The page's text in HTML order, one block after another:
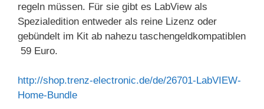
regeln müssen. Für sie gibt es LabView als
Spezialedition entweder als reine Lizenz oder
gebündelt im Kit ab nahezu taschengeldkompatiblen
59 Euro.
http://shop.trenz-electronic.de/de/26701-LabVIEW-
Home-Bundle